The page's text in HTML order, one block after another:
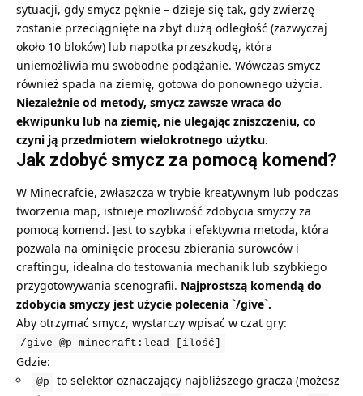
sytuacji, gdy smycz pęknie – dzieje się tak, gdy zwierzę
zostanie przeciągnięte na zbyt dużą odległość (zazwyczaj
około 10 bloków) lub napotka przeszkodę, która
uniemożliwia mu swobodne podążanie. Wówczas smycz
również spada na ziemię, gotowa do ponownego użycia.
Niezależnie od metody, smycz zawsze wraca do
ekwipunku lub na ziemię, nie ulegając zniszczeniu, co
czyni ją przedmiotem wielokrotnego użytku.
Jak zdobyć smycz za pomocą komend?
W Minecrafcie, zwłaszcza w trybie kreatywnym lub podczas
tworzenia map, istnieje możliwość zdobycia smyczy za
pomocą komend. Jest to szybka i efektywna metoda, która
pozwala na ominięcie procesu zbierania surowców i
craftingu, idealna do testowania mechanik lub szybkiego
przygotowywania scenografii. Najprostszą komendą do
zdobycia smyczy jest użycie polecenia `/give`.
Aby otrzymać smycz, wystarczy wpisać w czat gry:
/give @p minecraft:lead [ilość]
Gdzie:
@p
to selektor oznaczający najbliższego gracza (możesz